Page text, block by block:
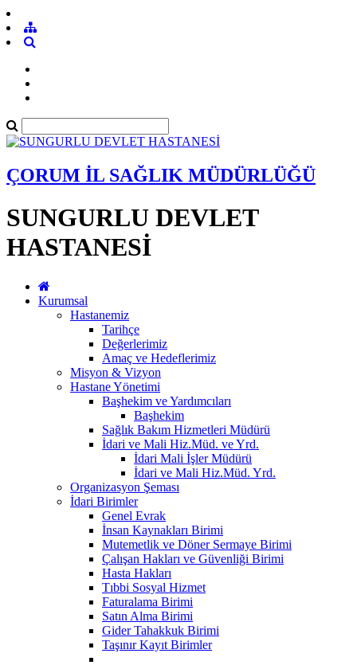
ÇORUM İL SAĞLIK MÜDÜRLÜĞÜ
SUNGURLU DEVLET
HASTANESİ
Kurumsal
Hastanemiz
Tarihçe
Değerlerimiz
Amaç ve Hedeflerimiz
Misyon & Vizyon
Hastane Yönetimi
Başhekim ve Yardımcıları
Başhekim
Sağlık Bakım Hizmetleri Müdürü
İdari ve Mali Hiz.Müd. ve Yrd.
İdari Mali İşler Müdürü
İdari ve Mali Hiz.Müd. Yrd.
Organizasyon Şeması
İdari Birimler
Genel Evrak
İnsan Kaynakları Birimi
Mutemetlik ve Döner Sermaye Birimi
Çalışan Hakları ve Güvenliği Birimi
Hasta Hakları
Tıbbi Sosyal Hizmet
Faturalama Birimi
Satın Alma Birimi
Gider Tahakkuk Birimi
Taşınır Kayıt Birimler